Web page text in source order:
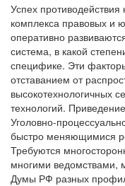
Успех противодействия
комплекса правовых и
оперативно
система, в какой
специфике. Эти
отставанием от
высокотехнологичных
технологий.
Уголовно-
быстро меняющимися
Требуются
многими ведомствами,
Думы РФ разных